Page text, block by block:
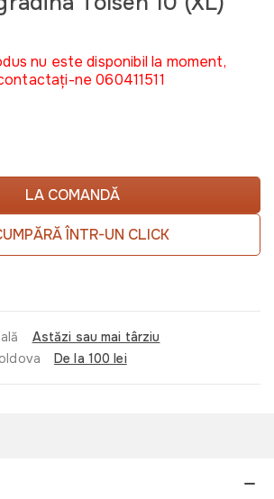
nu este disponibil la moment,
ne 060411511
LA COMANDĂ
ÎNTR-UN CLICK
Astăzi sau mai târziu
De la 100 lei